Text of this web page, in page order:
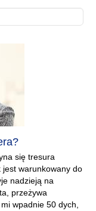
się tresura
warunkowany do
nadzieją na
przeżywa
wpadnie 50 dych,